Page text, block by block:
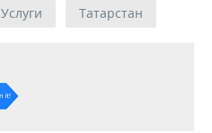
Услуги Татарстан